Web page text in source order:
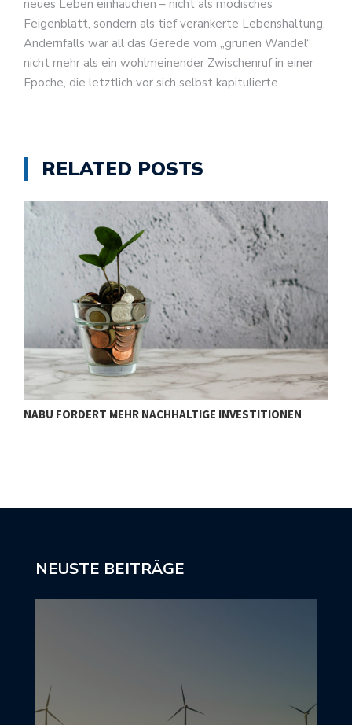
neues Leben einhauchen – nicht als modisches
Feigenblatt, sondern als tief verankerte Lebenshaltung.
Andernfalls war all das Gerede vom „grünen Wandel“
nicht mehr als ein wohlmeinender Zwischenruf in einer
Epoche, die letztlich vor sich selbst kapitulierte.
RELATED POSTS
NABU FORDERT MEHR NACHHALTIGE INVESTITIONEN
NEUSTE BEITRÄGE